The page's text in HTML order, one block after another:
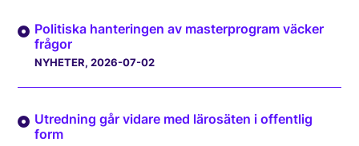
Politiska hanteringen av masterprogram väcker
frågor
NYHETER, 2026-07-02
Utredning går vidare med lärosäten i offentlig
form